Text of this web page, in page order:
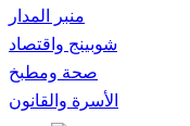
منبر المدار
شوبينج واقتصاد
صحة ومطبخ
الأسرة والقانون